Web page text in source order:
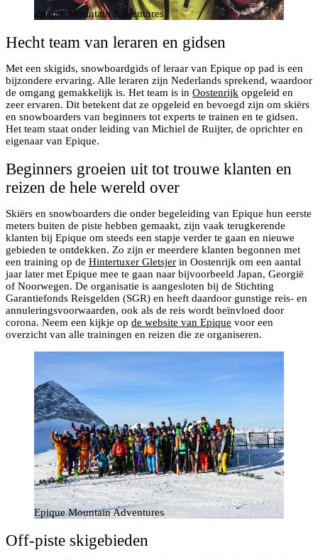
Epique Mountain Adventures
Hecht team van leraren en gidsen
Met een skigids, snowboardgids of leraar van Epique op pad is een
bijzondere ervaring. Alle leraren zijn Nederlands sprekend, waardoor
de omgang gemakkelijk is. Het team is in Oostenrijk opgeleid en
zeer ervaren. Dit betekent dat ze opgeleid en bevoegd zijn om skiërs
en snowboarders van beginners tot experts te trainen en te gidsen.
Het team staat onder leiding van Michiel de Ruijter, de oprichter en
eigenaar van Epique.
Beginners groeien uit tot trouwe klanten en
reizen de hele wereld over
Skiërs en snowboarders die onder begeleiding van Epique hun eerste
meters buiten de piste hebben gemaakt, zijn vaak terugkerende
klanten bij Epique om steeds een stapje verder te gaan en nieuwe
gebieden te ontdekken. Zo zijn er meerdere klanten begonnen met
een training op de Hintertuxer Gletsjer in Oostenrijk om een aantal
jaar later met Epique mee te gaan naar bijvoorbeeld Japan, Georgië
of Noorwegen. De organisatie is aangesloten bij de Stichting
Garantiefonds Reisgelden (SGR) en heeft daardoor gunstige reis- en
annuleringsvoorwaarden, ook als de reis wordt beïnvloed door
corona. Neem een kijkje op de website van Epique voor een
overzicht van alle trainingen en reizen die ze organiseren.
Epique Mountain Adventures
Off-piste skigebieden